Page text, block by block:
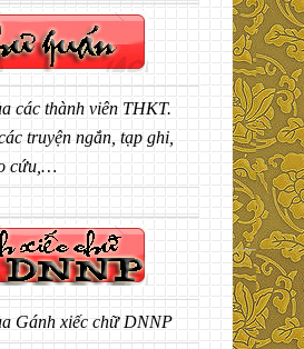
các thành viên THKT.
truyện ngắn, tạp ghi,
cứu,…
Gánh xiếc chữ DNNP